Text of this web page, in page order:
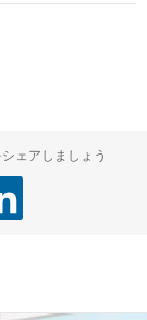
ェアしましょう